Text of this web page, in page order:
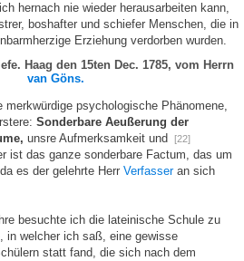
hernach nie wieder herausarbeiten kann,
boshafter und schiefer Menschen, die in
Erziehung verdorben wurden.
Haag den 15ten Dec. 1785, vom Herrn
van Göns.
merkwürdige psychologische Phänomene,
Sonderbare Aeußerung der
unsre Aufmerksamkeit und [22]
ist das ganze sonderbare Factum, das um
es der gelehrte Herr Verfasseran sich
besuchte ich die lateinische Schule zu
in welcher ich saß, eine gewisse
statt fand, die sich nach dem